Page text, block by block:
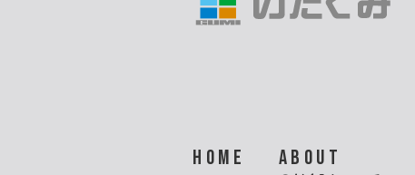
HOME ABOUT